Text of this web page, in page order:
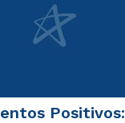
Positivos: